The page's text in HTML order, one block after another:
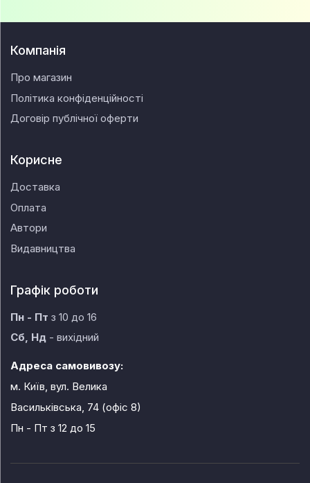
Компанія
Про магазин
Політика конфіденційності
Договір публічної оферти
Корисне
Доставка
Оплата
Автори
Видавництва
Графік роботи
Пн - Пт з 10 до 16
Сб, Нд - вихідний
Адреса самовивозу:
м. Київ, вул. Велика
Васильківська, 74 (офіс 8)
Пн - Пт з 12 до 15